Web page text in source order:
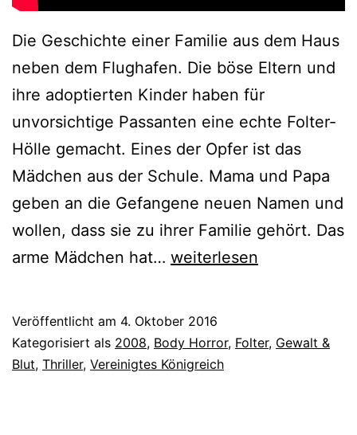
Die Geschichte einer Familie aus dem Haus
neben dem Flughafen. Die böse Eltern und
ihre adoptierten Kinder haben für
unvorsichtige Passanten eine echte Folter-
Hölle gemacht. Eines der Opfer ist das
Mädchen aus der Schule. Mama und Papa
geben an die Gefangene neuen Namen und
wollen, dass sie zu ihrer Familie gehört. Das
arme Mädchen hat… Mum
(2008)
weiterlesen
Veröffentlicht am 4. Oktober 2016
Kategorisiert als 2008, Body Horror, Folter, Gewalt &
Blut, Thriller, Vereinigtes Königreich